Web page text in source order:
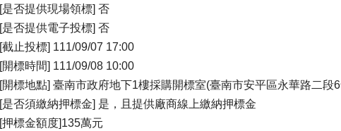
[是否提供現場領標] 否
[是否提供電子投標] 否
[截止投標] 111/09/07 17:00
[開標時間] 111/09/08 10:00
[開標地點] 臺南市政府地下1樓採購開標室(臺南市安平區永華路二段
[是否須繳納押標金] 是，且提供廠商線上繳納押標金
[押標金額度]135萬元